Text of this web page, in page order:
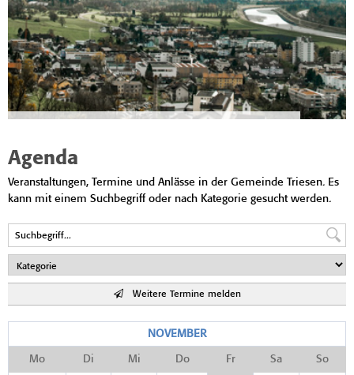
Agenda
Veranstaltungen, Termine und Anlässe in der Gemeinde Triesen. Es
kann mit einem Suchbegriff oder nach Kategorie gesucht werden.
Weitere Termine melden
NOVEMBER
Mo Di Mi Do Fr Sa So